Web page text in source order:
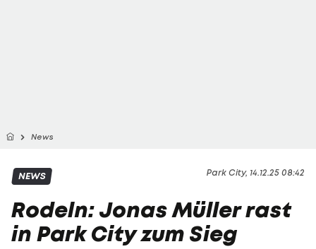
News
Park City, 14.12.25 08:42
NEWS
Rodeln: Jonas Müller rast
in Park City zum Sieg